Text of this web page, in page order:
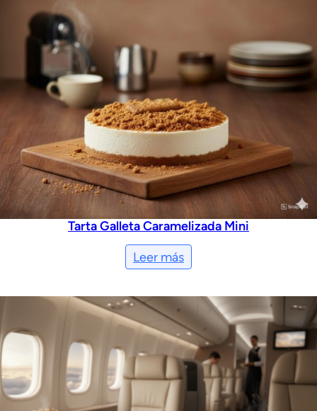
Tarta Galleta Caramelizada Mini
Leer más